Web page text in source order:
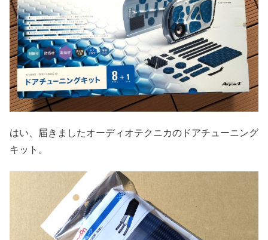
はい、届きましたオーディオテクニカのドアチューニング
キット。